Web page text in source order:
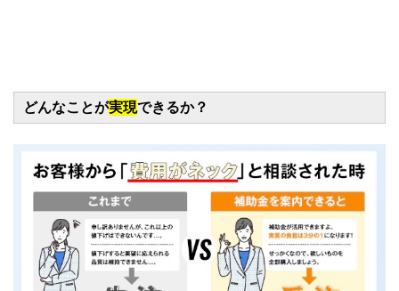
どんなことが実現できるか？